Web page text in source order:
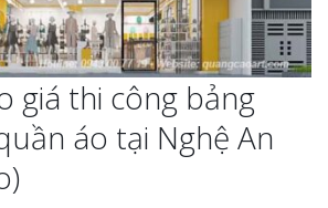
giá thi công bảng
áo tại Nghệ An